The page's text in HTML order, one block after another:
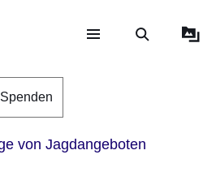
von Jagdangeboten